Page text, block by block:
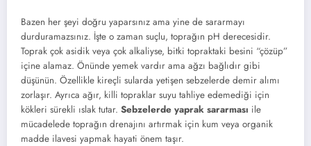
Bazen her şeyi doğru yaparsınız ama yine de sararmayı
durduramazsınız. İşte o zaman suçlu, toprağın pH derecesidir.
Toprak çok asidik veya çok alkaliyse, bitki topraktaki besini “çözüp”
içine alamaz. Önünde yemek vardır ama ağzı bağlıdır gibi
düşünün. Özellikle kireçli sularda yetişen sebzelerde demir alımı
zorlaşır. Ayrıca ağır, killi topraklar suyu tahliye edemediği için
kökleri sürekli ıslak tutar. Sebzelerde yaprak sararması ile
mücadelede toprağın drenajını artırmak için kum veya organik
madde ilavesi yapmak hayati önem taşır.